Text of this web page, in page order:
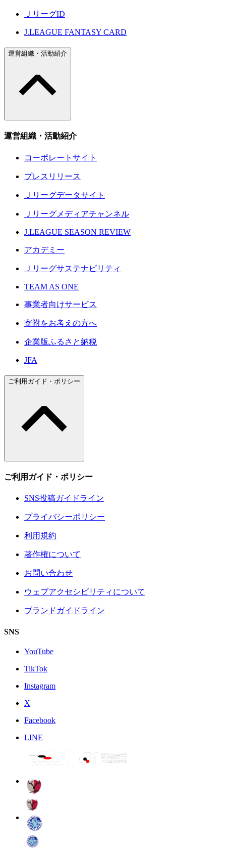
ＪリーグID
J.LEAGUE FANTASY CARD
運営組織・活動紹介
運営組織・活動紹介
コーポレートサイト
プレスリリース
Ｊリーグデータサイト
Ｊリーグメディアチャンネル
J.LEAGUE SEASON REVIEW
アカデミー
Ｊリーグサステナビリティ
TEAM AS ONE
事業者向けサービス
寄附をお考えの方へ
企業版ふるさと納税
JFA
ご利用ガイド・ポリシー
ご利用ガイド・ポリシー
SNS投稿ガイドライン
プライバシーポリシー
利用規約
著作権について
お問い合わせ
ウェブアクセシビリティについて
ブランドガイドライン
SNS
YouTube
TikTok
Instagram
X
Facebook
LINE